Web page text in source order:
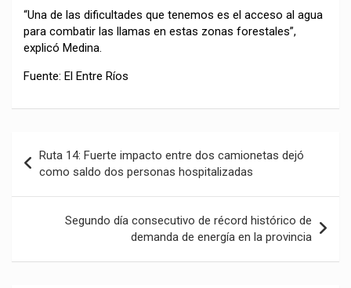
“Una de las dificultades que tenemos es el acceso al agua
para combatir las llamas en estas zonas forestales”,
explicó Medina.
Fuente: El Entre Ríos
de
entradas
Ruta 14: Fuerte impacto entre dos camionetas dejó
como saldo dos personas hospitalizadas
Segundo día consecutivo de récord histórico de
demanda de energía en la provincia